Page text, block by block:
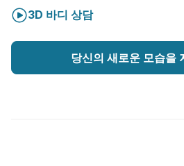
3D 바디 상담
당신의 새로운 모습을